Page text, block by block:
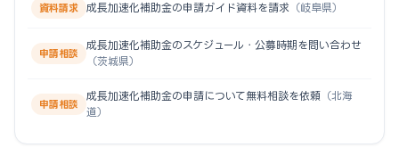
資料請求 成長加速化補助金の申請ガイド資料を請求 （岐阜県）
申請相談
成長加速化補助金のスケジュール・公募時期を問い合わせ
（茨城県）
申請相談
成長加速化補助金の申請について無料相談を依頼 （北海
道）